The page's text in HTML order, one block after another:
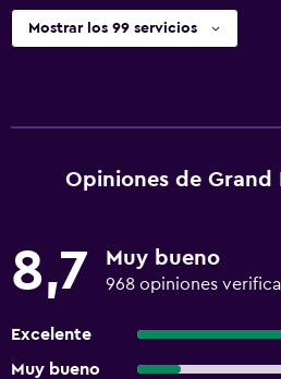
Mostrar los 99 servicios
Opiniones de Grand
8,7 Muy bueno
968 opiniones
Excelente
Muy bueno